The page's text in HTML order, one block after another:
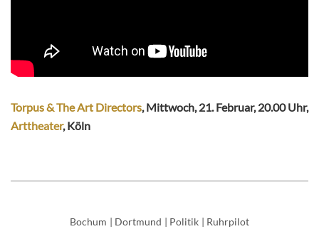
Torpus & The Art Directors, Mittwoch, 21. Februar, 20.00 Uhr,
Arttheater, Köln
Bochum | Dortmund | Politik | Ruhrpilot